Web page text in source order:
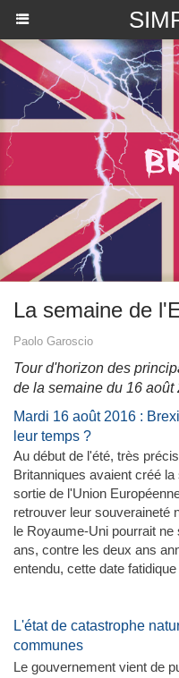
La semaine de
Paolo Garoscio
Tour d'horizon des
de la semaine du 16 août
​Mardi 16 août 2016 :
leur temps ?
Au début de l'été, très
Britanniques avaient créé
sortie de l'Union
retrouver leur souveraineté
le Royaume-Uni pourrait
ans, contre les deux ans
entendu, cette date
L'état de catastrophe
communes
Le gouvernement vient de